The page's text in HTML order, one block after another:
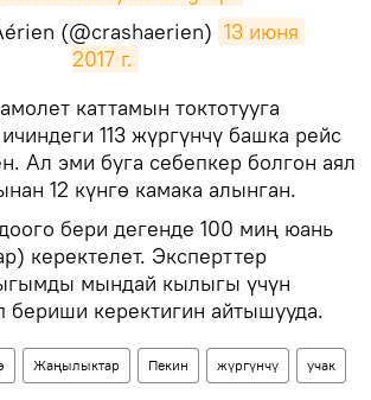
(@crashaerien) 13 июня
2017 г.
каттамын токтотууга
113 жүргүнчү башка рейс
Ал эми буга себепкер болгон аял
12 күнгө камака алынган.
бери дегенде 100 миң юань
керектелет. Эксперттер
мындай кылыгы үчүн
бериши керектигин айтышууда.
Жаңылыктар Пекин жүргүнчү учак